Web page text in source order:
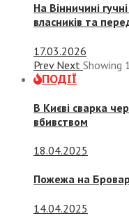
На Вінничині
власників та
17.03.2026
Prev Next Showing 1
ПОДІЇ
В Києві сварка
вбивством
18.04.2025
Пожежа на
14.04.2025